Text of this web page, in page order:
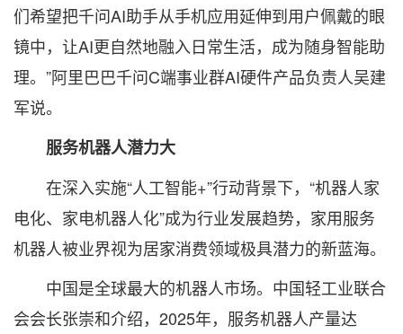
们希望把千问AI助手从手机应用延伸到用户佩戴的眼
镜中，让AI更自然地融入日常生活，成为随身智能助
理。”阿里巴巴千问C端事业群AI硬件产品负责人吴建
军说。
服务机器人潜力大
在深入实施“人工智能+”行动背景下，“机器人家
电化、家电机器人化”成为行业发展趋势，家用服务
机器人被业界视为居家消费领域极具潜力的新蓝海。
中国是全球最大的机器人市场。中国轻工业联合
会会长张崇和介绍，2025年，服务机器人产量达